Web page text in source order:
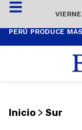
Inicio > Sur